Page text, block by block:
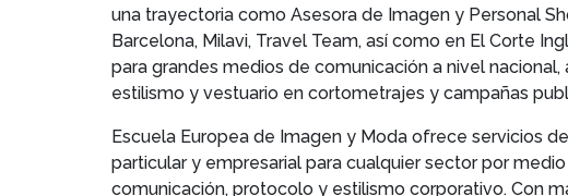
una trayectoria como Asesora de Imagen y Personal
Barcelona, Milavi, Travel Team, así como en El Corte
para grandes medios de comunicación a nivel
estilismo y vestuario en cortometrajes y campañas
Escuela Europea de Imagen y Moda ofrece servicios
particular y empresarial para cualquier sector por
comunicación, protocolo y estilismo corporativo. Con